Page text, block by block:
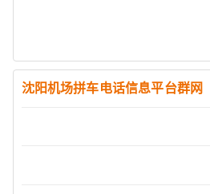
沈阳机场拼车电话信息平台群网